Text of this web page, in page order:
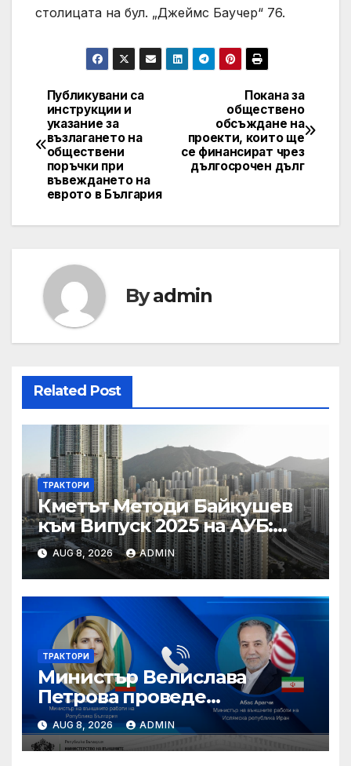
столицата на бул. „Джеймс Баучер“ 76.
Post
navigation
Покана за
обществено
обсъждане на
проекти, които ще
се финансират чрез
дългосрочен дълг
Публикувани са
инструкции и
указание за
възлагането на
обществени
поръчки при
въвеждането на
еврото в България
Byadmin
Related Post
ТРАКТОРИ
Кметът Методи Байкушев
към Випуск 2025 на АУБ:
“Помнете Благоевград и се
връщайте тук!”
AUG 8, 2026 ADMIN
ТРАКТОРИ
Министър Велислава
Петрова проведе
телефонен разговор с
министъра на външните
работи на Ислямска
AUG 8, 2026 ADMIN